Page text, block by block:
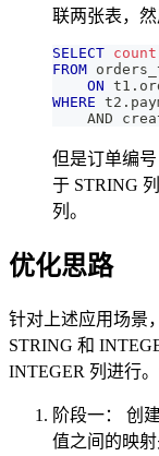
联两张表，
SELECT count
FROM
ON t1 .
WHERE t2 .
AND
但是订单编号
于 STRING
列。
优化思路
针对上述应用场景
STRING 和
INTEGER 列进行
阶段一： 创
值之间的映射